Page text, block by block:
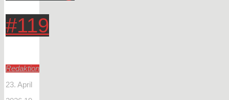
#119
Redaktion
23. April